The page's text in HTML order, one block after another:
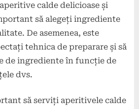
calde delicioase și
să alegeți ingrediente
De asemenea, este
tehnica de preparare și să
de ingrediente în funcție de
dvs.
să serviți aperitivele calde